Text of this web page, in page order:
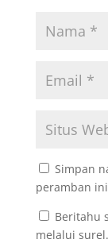
Simpan
peramban
Beritahu
melalui surel.